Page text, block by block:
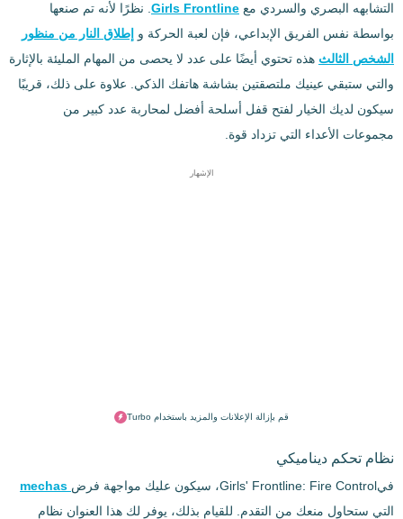
التشابهه البصري والسردي مع Girls Frontline . نظرًا لأنه تم صنعها
بواسطة نفس الفريق الإبداعي، فإن لعبة الحركة و إطلاق النار من منظور
الشخص الثالث هذه تحتوي أيضًا على عدد لا يحصى من المهام المليئة بالإثارة
والتي ستبقي عينيك ملتصقتين بشاشة هاتفك الذكي. علاوة على ذلك، قريبًا
سيكون لديك الخيار لفتح قفل أسلحة أفضل لمحاربة عدد كبير من
مجموعات الأعداء التي تزداد قوة.
الإشهار
قم بإزالة الإعلانات والمزيد باستخدام Turbo
نظام تحكم ديناميكي
فيGirls' Frontline: Fire Control، سيكون عليك مواجهة فرض
التي ستحاول منعك من التقدم. للقيام بذلك، يوفر لك هذا العنوان نظام